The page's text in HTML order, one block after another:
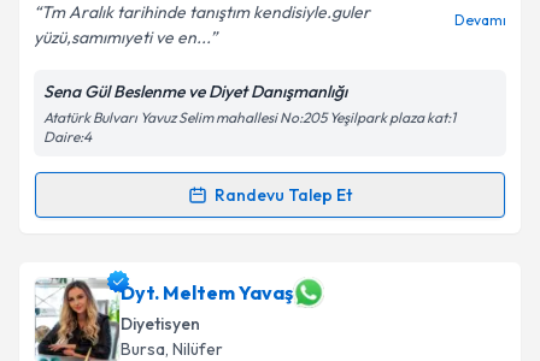
Kişisel verilerimin işlenmesine ilişkin
Aydınlatma
Metni'ni okudum ve kişisel verilerimin belirtilen
Tm Aralık tarihinde tanıştım kendisiyle.guler
yüzü,samımıyeti ve en...
Devamı
Sena Gül Beslenme ve Diyet Danışmanlığı
Atatürk Bulvarı Yavuz Selim mahallesi No:205 Yeşilpark plaza kat:1
Daire:4
Randevu Talep Et
Randevu Takvimi Talebi
Dyt. Sena Güliçin randevu takvimi talebi oluşturun.
Size bu uzmandan randevu almanız için bir takvim
hazırlandığında e-posta ile bilgilendireceğiz.
Dyt. Meltem Yavaş
Diyetisyen
Bursa, Nilüfer